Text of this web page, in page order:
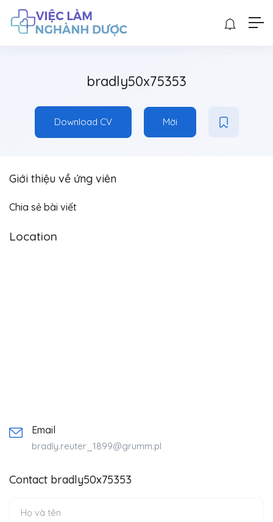
bradly50x75353
Download CV Mời
Giới thiệu về ứng viên
Chia sẻ bài viết
Location
Email
bradly.reuter_1899@grumm.pl
Contact bradly50x75353